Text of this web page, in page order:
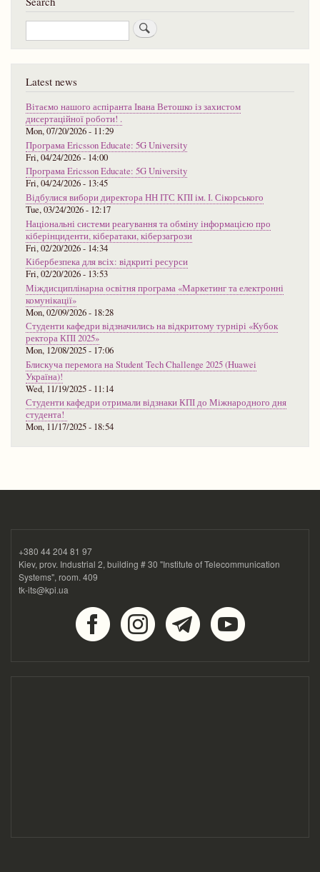
Search
Latest news
Вітаємо нашого аспіранта Івана Ветошко із захистом
дисертаційної роботи! .
Mon, 07/20/2026 - 11:29
Програма Ericsson Educate: 5G University
Fri, 04/24/2026 - 14:00
Програма Ericsson Educate: 5G University
Fri, 04/24/2026 - 13:45
Відбулися вибори директора НН ІТС КПІ ім. І. Сікорського
Tue, 03/24/2026 - 12:17
Національні системи реагування та обміну інформацією про
кіберінциденти, кібератаки, кіберзагрози
Fri, 02/20/2026 - 14:34
Кібербезпека для всіх: відкриті ресурси
Fri, 02/20/2026 - 13:53
Міждисциплінарна освітня програма «Маркетинг та електронні
комунікації»
Mon, 02/09/2026 - 18:28
Студенти кафедри відзначились на відкритому турнірі «Кубок
ректора КПІ 2025»
Mon, 12/08/2025 - 17:06
Блискуча перемога на Student Tech Challenge 2025 (Huawei
Україна)!
Wed, 11/19/2025 - 11:14
Студенти кафедри отримали відзнаки КПІ до Міжнародного дня
студента!
Mon, 11/17/2025 - 18:54
+380 44 204 81 97
Kiev, prov. Industrial 2, building # 30 "Institute of Telecommunication
Systems", room. 409
tk-its@kpi.ua